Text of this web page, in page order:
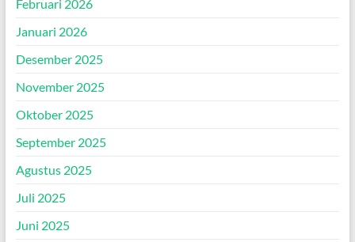
Februari 2026
Januari 2026
Desember 2025
November 2025
Oktober 2025
September 2025
Agustus 2025
Juli 2025
Juni 2025